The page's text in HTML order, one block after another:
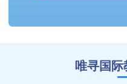
唯寻国